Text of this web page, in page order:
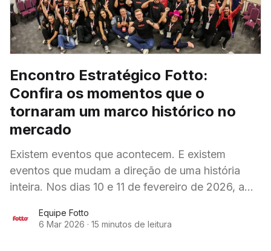
Encontro Estratégico Fotto:
Confira os momentos que o
tornaram um marco histórico no
mercado
Existem eventos que acontecem. E existem
eventos que mudam a direção de uma história
inteira. Nos dias 10 e 11 de fevereiro de 2026, a
Equipe Fotto
6 Mar 2026 · 15 minutos de leitura